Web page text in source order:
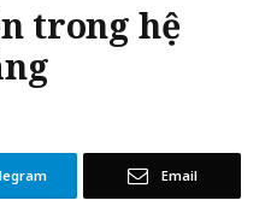
trong hệ
Email